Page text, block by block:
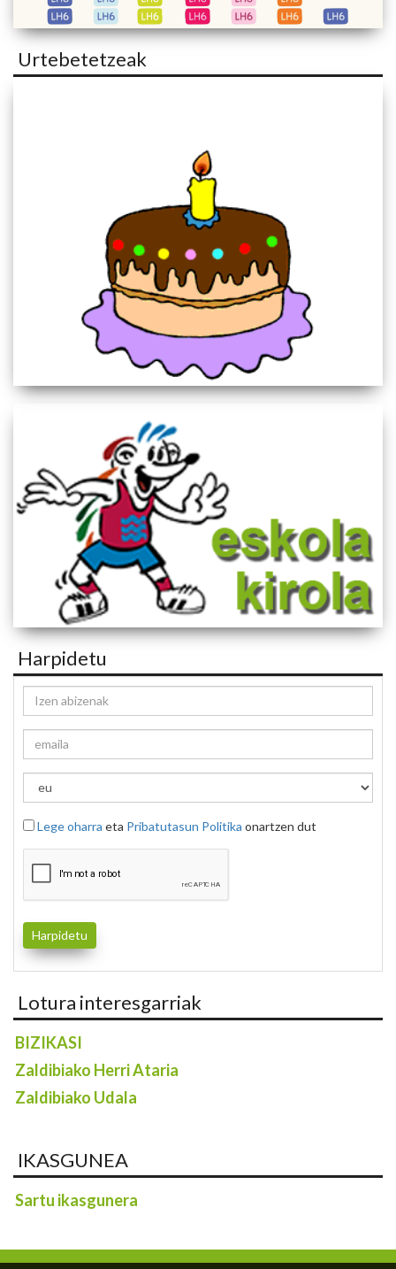
Urtebetetzeak
Harpidetu
Lege oharra eta Pribatutasun Politika onartzen dut
Lotura interesgarriak
BIZIKASI
Zaldibiako Herri Ataria
Zaldibiako Udala
IKASGUNEA
Sartu ikasgunera